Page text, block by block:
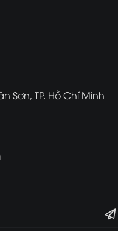
Sơn, TP. Hồ Chí Minh